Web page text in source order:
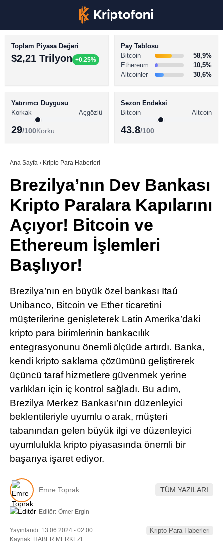
Youtube
TikTok
Telegram
BİTCOİN HABERLERİ
ALTCOİN HABERLERİ
SÖZLÜK
Toplam Piyasa Değeri
$2,21 Trilyon +0.25%
Pay Tablosu
Bitcoin
58,9%
Ethereum
10,5%
Altcoinler
30,6%
Yatırımcı Duygusu
Korkak
Açgözlü
29/100Korku
Sezon Endeksi
Bitcoin
Altcoin
43.8/100
Ana Sayfa › Kripto Para Haberleri
Brezilya’nın Dev Bankası
Kripto Paralara Kapılarını
Açıyor! Bitcoin ve
Ethereum İşlemleri
Başlıyor!
Brezilya’nın en büyük özel bankası Itaú
Unibanco, Bitcoin ve Ether ticaretini
müşterilerine genişleterek Latin Amerika’daki
kripto para birimlerinin bankacılık
entegrasyonunu önemli ölçüde artırdı. Banka,
kendi kripto saklama çözümünü geliştirerek
üçüncü taraf hizmetlere güvenmek yerine
varlıkları için iç kontrol sağladı. Bu adım,
Brezilya Merkez Bankası’nın düzenleyici
beklentileriyle uyumlu olarak, müşteri
tabanından gelen büyük ilgi ve düzenleyici
uyumlulukla kripto piyasasında önemli bir
başarıya işaret ediyor.
Emre Toprak TÜM YAZILARI
Editör: Ömer Ergin
Yayınlandı: 13.06.2024 - 02:00
Kaynak: HABER MERKEZI
Kripto Para Haberleri